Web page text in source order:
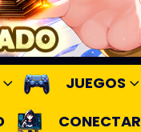
JUEGOS
CONECTAR